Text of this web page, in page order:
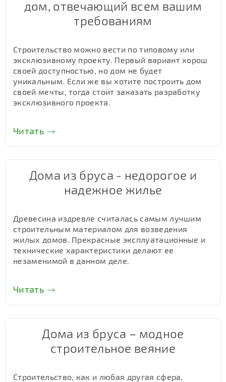
дом, отвечающий всем вашим
требованиям
Строительство можно вести по типовому или
эксклюзивному проекту. Первый вариант хорош
своей доступностью, но дом не будет
уникальным. Если же вы хотите построить дом
своей мечты, тогда стоит заказать разработку
эксклюзивного проекта.
Читать
Дома из бруса - недорогое и
надежное жилье
Древесина издревле считалась самым лучшим
строительным материалом для возведения
жилых домов. Прекрасные эксплуатационные и
технические характеристики делают ее
незаменимой в данном деле.
Читать
Дома из бруса – модное
строительное веяние
Строительство, как и любая другая сфера,